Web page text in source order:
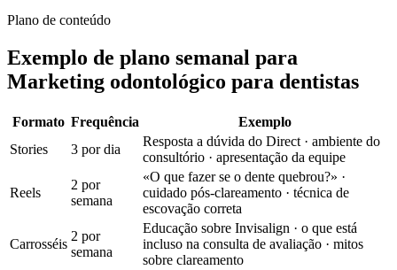
Plano de conteúdo
Exemplo de plano semanal para
Marketing odontológico para dentistas
Formato Frequência
Exemplo
Stories
3 por dia
Resposta a dúvida do Direct · ambiente do
consultório · apresentação da equipe
Reels
2 por
semana
«O que fazer se o dente quebrou?» ·
cuidado pós-clareamento · técnica de
escovação correta
Carrosséis
2 por
semana
Educação sobre Invisalign · o que está
incluso na consulta de avaliação · mitos
sobre clareamento